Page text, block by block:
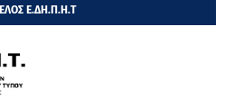
Ε.ΔΗ.Π.Η.Τ